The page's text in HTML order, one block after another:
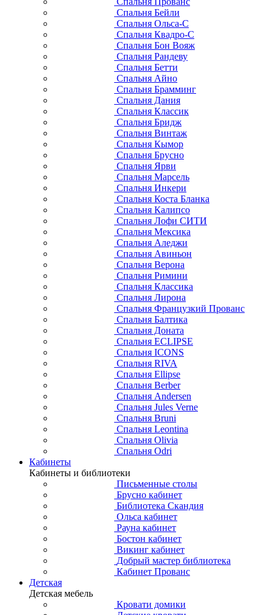
Спальня Бейли
Спальня Ольса-С
Спальня Квадро-С
Спальня Бон Вояж
Спальня Рандеву
Спальня Бетти
Спальня Айно
Спальня Брамминг
Спальня Дания
Спальня Классик
Спальня Бридж
Спальня Винтаж
Спальня Кымор
Спальня Брусно
Спальня Ярви
Спальня Марсель
Спальня Инкери
Спальня Коста Бланка
Спальня Калипсо
Спальня Лофи СИТИ
Спальня Мексика
Спальня Аледжи
Спальня Авиньон
Спальня Верона
Спальня Римини
Спальня Классика
Спальня Лирона
Спальня Французкий Прованс
Спальня Балтика
Спальня Доната
Спальня ECLIPSE
Спальня ICONS
Спальня RIVA
Спальня Ellipse
Спальня Berber
Спальня Andersen
Спальня Jules Verne
Спальня Bruni
Спальня Leontina
Спальня Olivia
Спальня Odri
Кабинеты
Кабинеты и библиотеки
Письменные столы
Брусно кабинет
Библиотека Скандия
Ольса кабинет
Рауна кабинет
Бостон кабинет
Викинг кабинет
Добрый мастер библиотека
Кабинет Прованс
Детская
Детская мебель
Кровати домики